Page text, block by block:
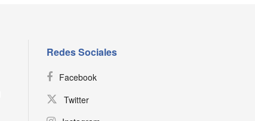
Redes Sociales
Facebook
Twitter